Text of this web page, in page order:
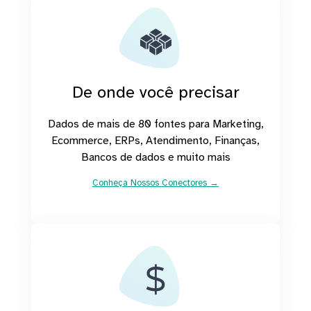
De onde você precisar
Dados de mais de 80 fontes para Marketing,
Ecommerce, ERPs, Atendimento, Finanças,
Bancos de dados e muito mais
Conheça Nossos Conectores →